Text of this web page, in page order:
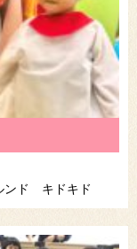
ンド キドキド